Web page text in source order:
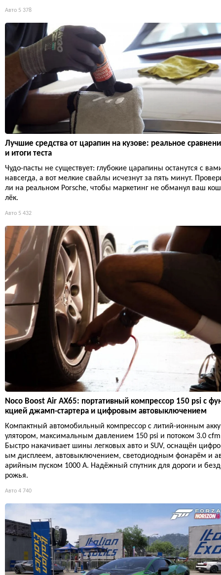
Авто 5 378
Лучшие средства от царапин на кузове: реальное
и итоги теста
Чудо-пасты не существует: глубокие царапины останутся с
навсегда, а вот мелкие свайлы исчезнут за пять минут.
ли на реальном Porsche, чтобы маркетинг не обманул ваш
лёк.
Авто 5 432
Noco Boost Air AX65: портативный компрессор 150 psi с
кцией джамп-стартера и цифровым автовыключением
Компактный автомобильный компрессор с литий-ионным
улятором, максимальным давлением 150 psi и потоком 3.0
Быстро накачивает шины легковых авто и SUV, оснащён
ым дисплеем, автовыключением, светодиодным фонарём и
арийным пуском 1000 А. Надёжный спутник для дороги и
рожья.
Авто 4 740